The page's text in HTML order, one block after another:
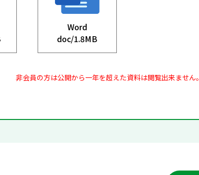
Word
doc/1.8MB
非会員の方は公開から一年を超えた資料は閲覧出来ません。